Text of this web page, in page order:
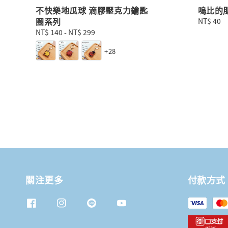
不快樂地瓜球 滴膠壓克力鑰匙
圈系列
Regular
price
NT$ 140 - NT$ 299
+28
嗚比的
Regular
NT$ 40
關注更多 付款方式